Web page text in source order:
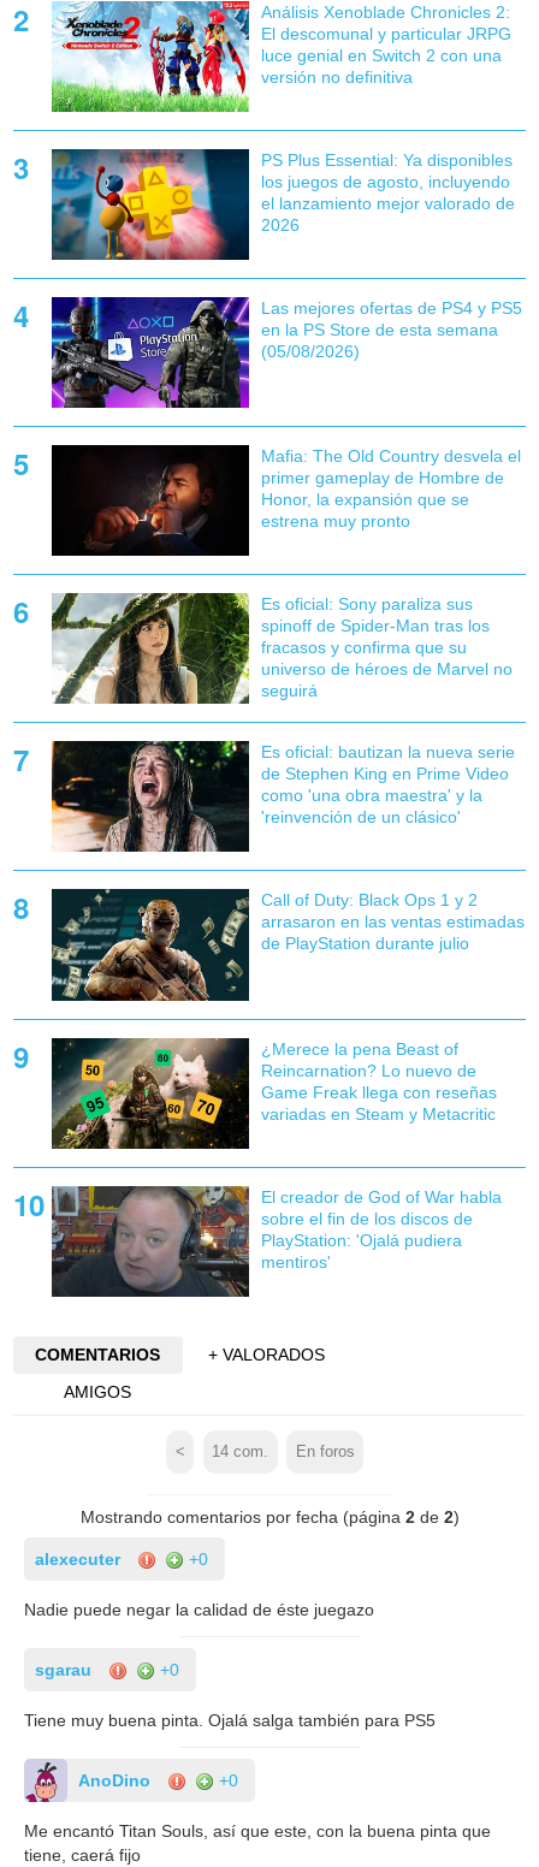
Análisis Xenoblade Chronicles 2:
El descomunal y particular JRPG
luce genial en Switch 2 con una
versión no definitiva
PS Plus Essential: Ya disponibles
los juegos de agosto, incluyendo
el lanzamiento mejor valorado de
2026
Las mejores ofertas de PS4 y PS5
en la PS Store de esta semana
(05/08/2026)
Mafia: The Old Country desvela el
primer gameplay de Hombre de
Honor, la expansión que se
estrena muy pronto
Es oficial: Sony paraliza sus
spinoff de Spider-Man tras los
fracasos y confirma que su
universo de héroes de Marvel no
seguirá
Es oficial: bautizan la nueva serie
de Stephen King en Prime Video
como 'una obra maestra' y la
'reinvención de un clásico'
Call of Duty: Black Ops 1 y 2
arrasaron en las ventas estimadas
de PlayStation durante julio
¿Merece la pena Beast of
Reincarnation? Lo nuevo de
Game Freak llega con reseñas
variadas en Steam y Metacritic
El creador de God of War habla
sobre el fin de los discos de
PlayStation: 'Ojalá pudiera
mentiros'
COMENTARIOS
+ VALORADOS
AMIGOS
< 14 com. En foros
Mostrando comentarios por fecha (página 2de 2)
alexecuter +0
Nadie puede negar la calidad de éste juegazo
sgarau +0
Tiene muy buena pinta. Ojalá salga también para PS5
AnoDino +0
Me encantó Titan Souls, así que este, con la buena pinta que
tiene, caerá fijo